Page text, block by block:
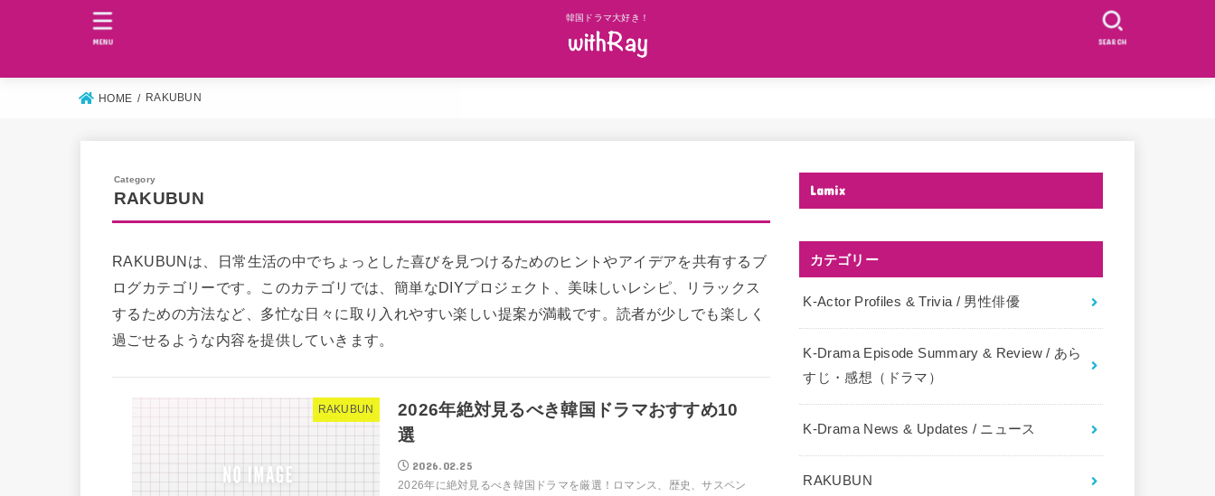
韓国ドラマ大好き！
SEARCH
MENU
HOME RAKUBUN
RAKUBUN
RAKUBUNは、日常生活の中でちょっとした喜びを見つけるためのヒントやアイデアを共有するブ
ログカテゴリーです。このカテゴリでは、簡単なDIYプロジェクト、美味しいレシピ、リラックス
するための方法など、多忙な日々に取り入れやすい楽しい提案が満載です。読者が少しでも楽しく
過ごせるような内容を提供していきます。
RAKUBUN
2026年絶対見るべき韓国ドラマおすすめ10
選
2026.02.25
2026年に絶対見るべき韓国ドラマを厳選！ロマンス、歴史、サスペン
Lamix
カテゴリー
K-Actor Profiles & Trivia / 男性俳優
K-Drama Episode Summary & Review / あら
すじ・感想（ドラマ）
K-Drama News & Updates / ニュース
RAKUBUN